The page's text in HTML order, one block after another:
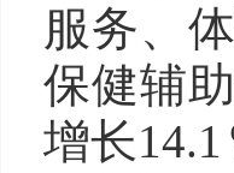
服务、
保健辅
增长14.1